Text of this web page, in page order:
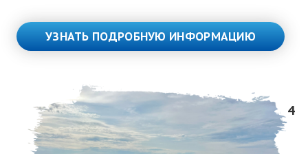
УЗНАТЬ ПОДРОБНУЮ ИНФОРМАЦИЮ
4